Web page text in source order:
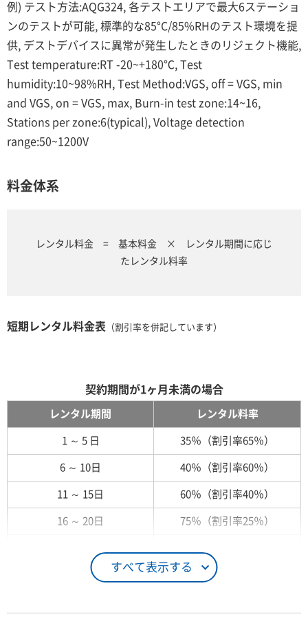
例) テスト方法:AQG324, 各テストエリアで最大6ステーショ
ンのテストが可能, 標準的な85°C/85%RHのテスト環境を提
供, デストデバイスに異常が発生したときのリジェクト機能,
Test temperature:RT -20~+180℃, Test
humidity:10~98%RH, Test Method:VGS, off = VGS, min
and VGS, on = VGS, max, Burn-in test zone:14~16,
Stations per zone:6(typical), Voltage detection
range:50~1200V
料金体系
レンタル料金 = 基本料金 × レンタル期間に応じ
たレンタル料率
短期レンタル料金表 （割引率を併記しています）
すべて表示する
契約期間が1ヶ月未満の場合
レンタル期間 レンタル料率
1 ～ 5 日 35％（割引率65％）
6 ～ 10日 40％（割引率60％）
11 ～ 15日 60％（割引率40％）
16 ～ 20日 75％（割引率25％）
26日 ～ 1ヶ月 100％（割引率 0％）